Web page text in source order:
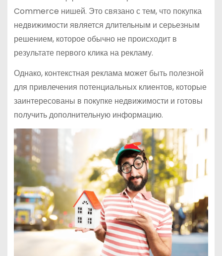
Commerce нишей. Это связано с тем, что покупка
недвижимости является длительным и серьезным
решением, которое обычно не происходит в
результате первого клика на рекламу.
Однако, контекстная реклама может быть полезной
для привлечения потенциальных клиентов, которые
заинтересованы в покупке недвижимости и готовы
получить дополнительную информацию.